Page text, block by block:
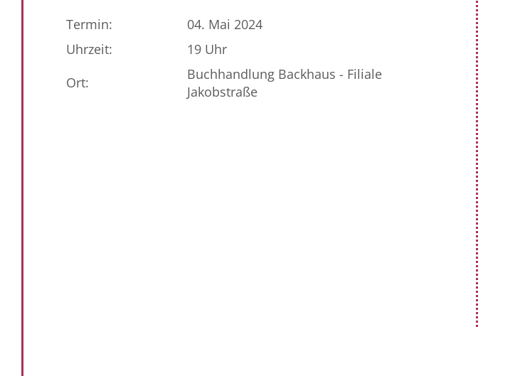
Termin:
04. Mai 2024
Uhrzeit:
19 Uhr
Ort:
Buchhandlung Backhaus - Filiale
Jakobstraße